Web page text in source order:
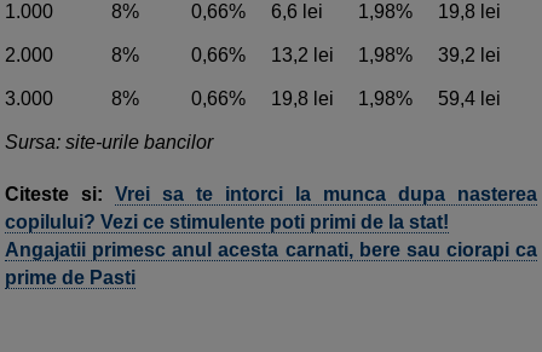
1.000 8% 0,66% 6,6 lei 1,98% 19,8 lei
2.000 8% 0,66% 13,2 lei 1,98% 39,2 lei
3.000 8% 0,66% 19,8 lei 1,98% 59,4 lei
Sursa: site-urile bancilor
Citeste si: Vrei sa te intorci la munca dupa nasterea
copilului? Vezi ce stimulente poti primi de la stat!
Angajatii primesc anul acesta carnati, bere sau ciorapi ca
prime de Pasti